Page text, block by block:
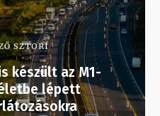
SZTORI
készült az M1-
lépett